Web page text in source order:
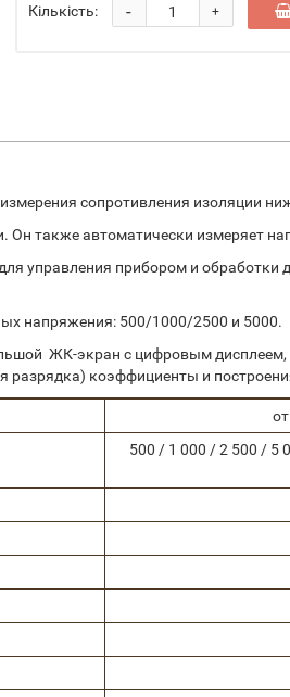
Кількість: +
-
сопротивления изоляции
также автоматически измеряет
управления прибором и
напряжения: 500/1000/2500 и 5000.
ЖК-экран с цифровым
разрядка) коэффициенты и
500 / 1 000 / 2 500 / 5